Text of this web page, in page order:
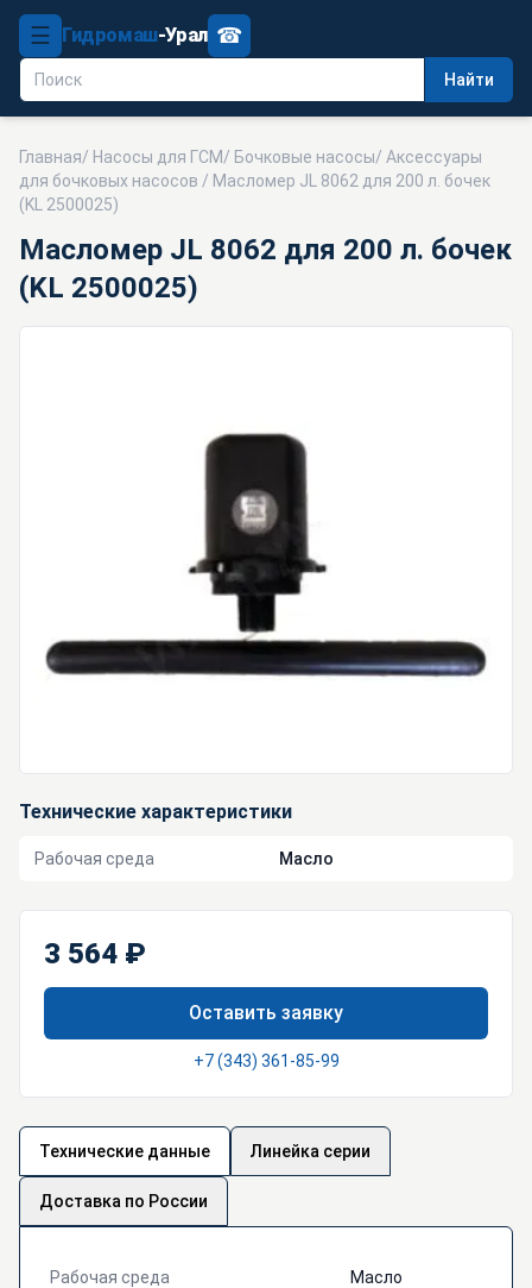
☰ Гидромаш-Урал
Найти
☎
Главная/ Насосы для ГСМ/ Бочковые насосы/ Аксессуары
для бочковых насосов / Масломер JL 8062 для 200 л. бочек
(KL 2500025)
Масломер JL 8062 для 200 л. бочек
(KL 2500025)
Технические характеристики
Рабочая среда Масло
3 564 ₽
Оставить заявку
+7 (343) 361-85-99
Технические данные Линейка серии
Доставка по России
Рабочая среда Масло